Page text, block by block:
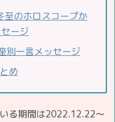
至のホロスコープか
ージ
別一言メッセージ
め
る期間は2022.12.22～